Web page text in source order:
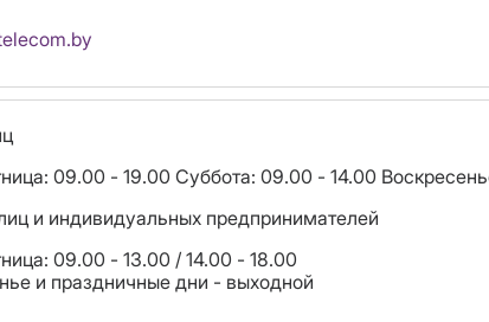
09.00 - 19.00 Суббота: 09.00 - 14.00
и индивидуальных предпринимателей
09.00 - 13.00 / 14.00 - 18.00
и праздничные дни - выходной